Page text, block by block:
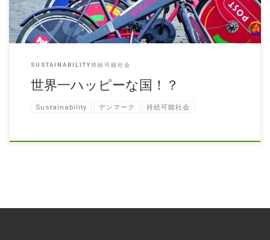
SUSTAINABILITY持続可能社会
世界一ハッピーな国！？
Sustainability デンマーク 持続可能社会